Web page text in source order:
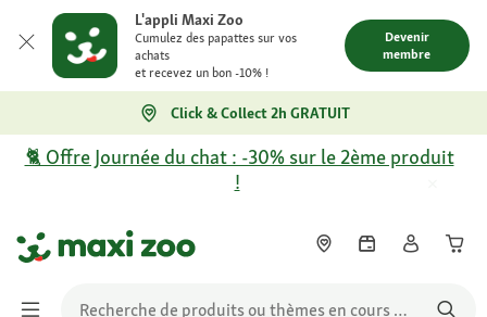
L'appli Maxi Zoo
Cumulez des papattes sur vos
achats
et recevez un bon -10% !
Devenir
membre
Click & Collect 2h GRATUIT
🐈 Offre Journée du chat : -30% sur le 2ème produit
!